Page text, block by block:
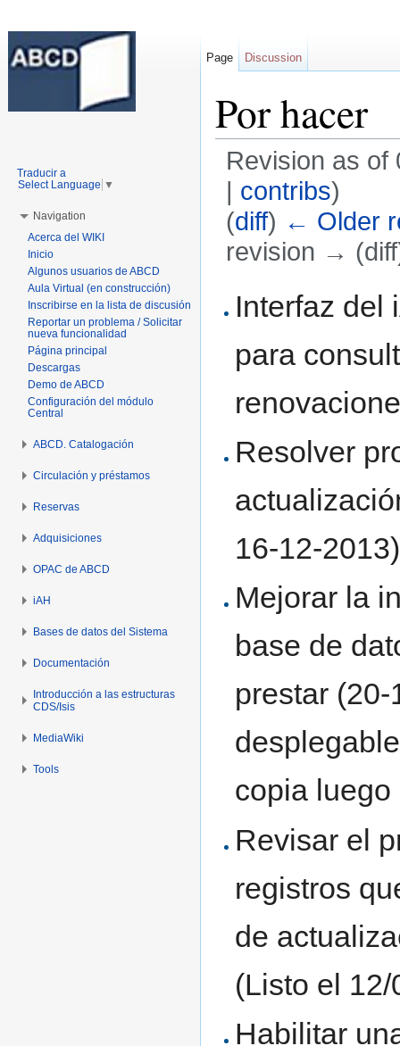
Por hacer
Revision as
| contribs)
(diff) ← Older
revision →
Interfaz del
para
Resolver
16-12-2013)
Mejorar la
base de
prestar
copia
Revisar el
registros
de
(Listo el
Habilitar
Page Discussion
Traducir a
Select Language ▼
Navigation
Acerca del WIKI
Inicio
Algunos usuarios de ABCD
Aula Virtual (en construcción)
Inscribirse en la lista de discusión
Reportar un problema / Solicitar
nueva funcionalidad
Página principal
Descargas
Demo de ABCD
Configuración del módulo
Central
ABCD. Catalogación
Circulación y préstamos
Reservas
Adquisiciones
OPAC de ABCD
iAH
Bases de datos del Sistema
Documentación
Introducción a las estructuras
CDS/Isis
MediaWiki
Tools